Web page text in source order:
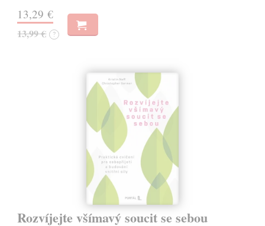
13,29 €
13,99 € ?
Rozvíjejte všímavý soucit se sebou